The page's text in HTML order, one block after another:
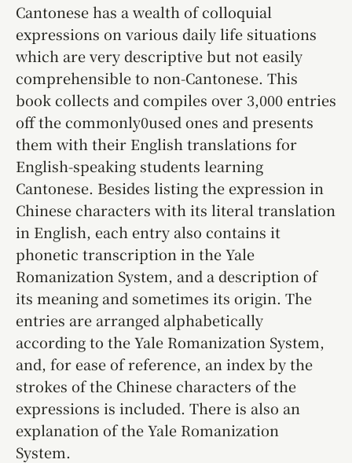
Cantonese has a wealth of colloquial
expressions on various daily life situations
which are very descriptive but not easily
comprehensible to non-Cantonese. This
book collects and compiles over 3,000 entries
off the commonly0used ones and presents
them with their English translations for
English-speaking students learning
Cantonese. Besides listing the expression in
Chinese characters with its literal translation
in English, each entry also contains it
phonetic transcription in the Yale
Romanization System, and a description of
its meaning and sometimes its origin. The
entries are arranged alphabetically
according to the Yale Romanization System,
and, for ease of reference, an index by the
strokes of the Chinese characters of the
expressions is included. There is also an
explanation of the Yale Romanization
System.